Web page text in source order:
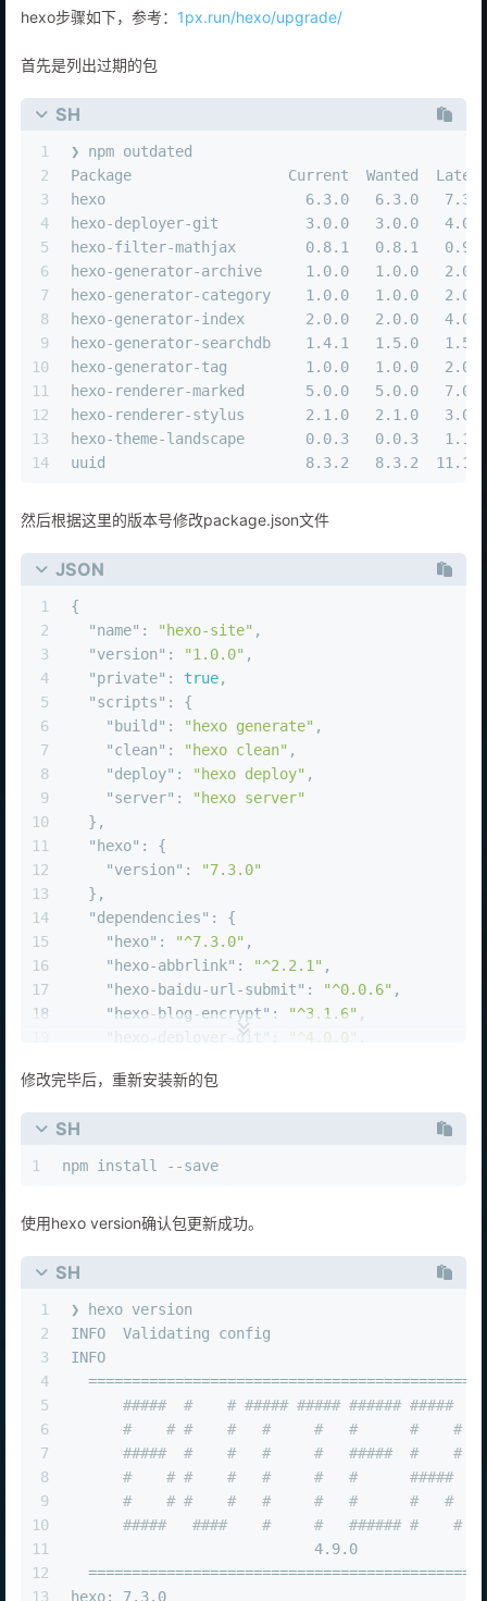
hexo步骤如下，参考： 1px.run/hexo/upgrade/
首先是列出过期的包
SH
1
2
3
4
5
6
7
8
9
10
11
12
13
14
❯ npm outdated
Package                  Current  Wanted
hexo                       6.3.0   6.3.0   7.3.0
hexo-deployer-git          3.0.0   3.0.0   4.0.0
hexo-filter-mathjax        0.8.1   0.8.1   0.9.0
hexo-generator-archive     1.0.0   1.0.0   2.0.0
hexo-generator-category    1.0.0   1.0.0   2.0.0
hexo-generator-index       2.0.0   2.0.0   4.0.0
hexo-generator-searchdb    1.4.1   1.5.0   1.5.0
hexo-generator-tag         1.0.0   1.0.0   2.0.0
hexo-renderer-marked       5.0.0   5.0.0   7.0.1
hexo-renderer-stylus       2.1.0   2.1.0   3.0.1
hexo-theme-landscape       0.0.3   0.0.3   1.1.0
uuid                       8.3.2   8.3.2  11.1.0
然后根据这里的版本号修改package.json文件
JSON
1
2
3
4
5
6
7
8
9
10
11
12
13
14
15
16
17
18
21
22
23
24
27
28
29
30
31
32
33
34
35
36
37
38
39
40
{
"name" : "hexo-site" ,
"version" : "1.0.0" ,
"private" : true,
"scripts" :
{
"build" : "hexo generate" ,
"clean" : "hexo clean" ,
"deploy" : "hexo deploy" ,
"server" :
"hexo server"
} ,
"hexo" :
{
"version" :
"7.3.0"
} ,
"dependencies" :
{
"hexo" : "^7.3.0" ,
"hexo-abbrlink" : "^2.2.1" ,
"hexo-baidu-url-submit" : "^0.0.6" ,
"hexo-blog-encrypt" : "^3.1.6" ,
"hexo-deployer-git"
"^4.0.0"
"hexo-generator-archive"
"hexo-generator-baidu-sitemap": "^0.1.9",
"hexo-generator-feed"
"hexo-generator-sitemap"
"hexo-generator-tag": "^2.0.0",
"hexo-neat"
"hexo-renderer-ejs"
"hexo-renderer-stylus"
: "^3.0.1",
"hexo-server"
"^3.0.0"
"hexo-theme-landscape"
"^1.1.0",
"hexo-wordcount"
"^6.0.1"
"uuid"
"^11.1.0"
修改完毕后，重新安装新的包
SH
1 npm install --save
使用hexo version确认包更新成功。
SH
1
2
3
4
5
6
7
8
9
10
11
12
13
❯ hexo version
INFO  Validating config
INFO
#####  #    # ##### ##### ###### #####
#    # #    #   #     #   #      #    #
#####  #    #   #     #   #####  #    #
#    # #    #   #     #   #      #####
#    # #    #   #     #   #      #   #
#####   ####    #     #   ###### #    #
                            4.9.0
hexo: 7.3.0